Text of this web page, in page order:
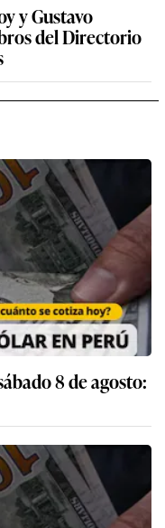
y Gustavo
del Directorio
8 de agosto: